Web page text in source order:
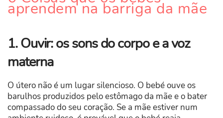
aprendem na barriga da mãe
1. Ouvir: os sons do corpo e a voz
materna
O útero não é um lugar silencioso. O bebé ouve os
barulhos produzidos pelo estômago da mãe e o bater
compassado do seu coração. Se a mãe estiver num